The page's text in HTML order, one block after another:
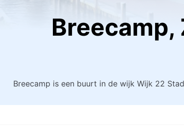
Breecamp is een buurt in de wijk Wijk 22